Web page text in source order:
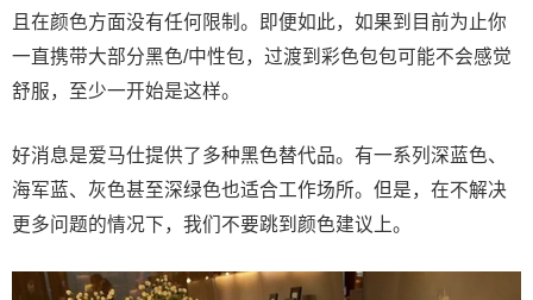
且在颜色方面没有任何限制。即便如此，如果到目前为止你
一直携带大部分黑色/中性包，过渡到彩色包包可能不会感觉
舒服，至少一开始是这样。
好消息是爱马仕提供了多种黑色替代品。有一系列深蓝色、
海军蓝、灰色甚至深绿色也适合工作场所。但是，在不解决
更多问题的情况下，我们不要跳到颜色建议上。